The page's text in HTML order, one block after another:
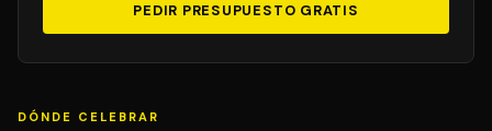
PEDIR PRESUPUESTO GRATIS
DÓNDE CELEBRAR